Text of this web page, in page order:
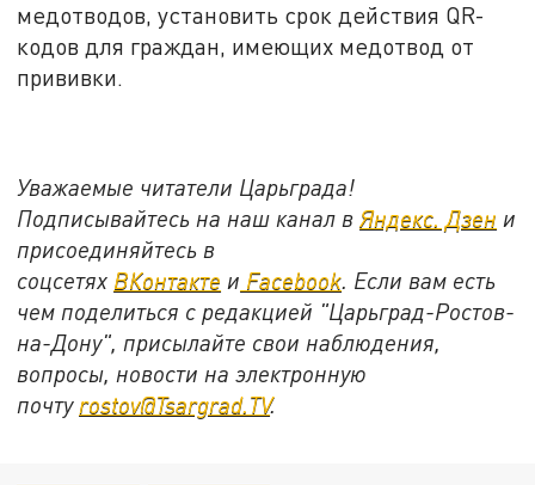
медотводов, установить срок действия QR-
кодов для граждан, имеющих медотвод от
прививки.
Уважаемые читатели Царьграда!
Подписывайтесь на наш канал в Яндекс. Дзен и
присоединяйтесь в
соцсетях ВКонтакте и Facebook . Если вам есть
чем поделиться с редакцией "Царьград-Ростов-
на-Дону", присылайте свои наблюдения,
вопросы, новости на электронную
почту rostov@Tsargrad.TV.